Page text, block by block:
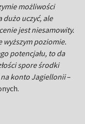
możliwości
dużo uczyć, ale
jest niesamowity.
wyższym poziomie.
potencjału, to da
spore środki
konto Jagiellonii–